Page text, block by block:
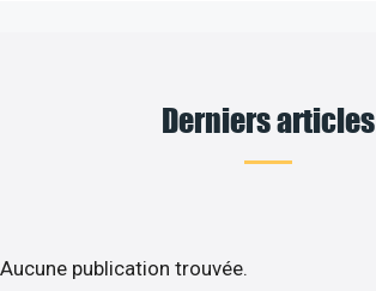
Derniers articles
Aucune publication trouvée.